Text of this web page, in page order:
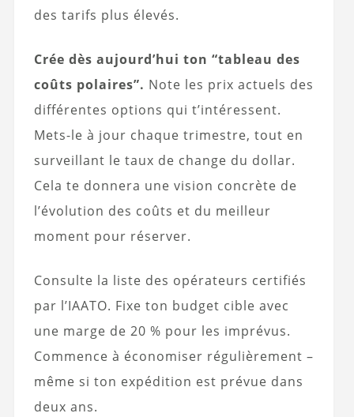
des tarifs plus élevés.
Crée dès aujourd’hui ton “tableau des
coûts polaires”. Note les prix actuels des
différentes options qui t’intéressent.
Mets-le à jour chaque trimestre, tout en
surveillant le taux de change du dollar.
Cela te donnera une vision concrète de
l’évolution des coûts et du meilleur
moment pour réserver.
Consulte la liste des opérateurs certifiés
par l’IAATO. Fixe ton budget cible avec
une marge de 20 % pour les imprévus.
Commence à économiser régulièrement –
même si ton expédition est prévue dans
deux ans.